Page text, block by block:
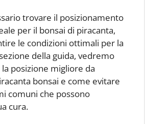
trovare il posizionamento
per il bonsai di piracanta,
le condizioni ottimali per la
della guida, vedremo
posizione migliore da
bonsai e come evitare
comuni che possono
cura.